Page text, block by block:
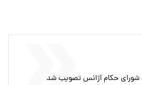
شورای حکام آژانس تصویب شد